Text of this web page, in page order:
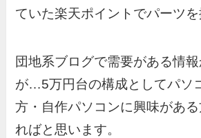
ていた楽天ポイントでパーツを
団地系ブログで需要がある情
が…5万円台の構成としてパソ
方・自作パソコンに興味があ
ればと思います。